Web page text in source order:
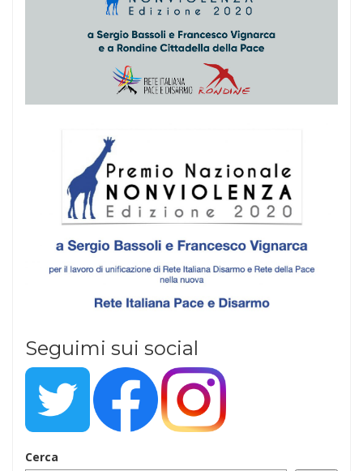
Seguimi sui social
Cerca